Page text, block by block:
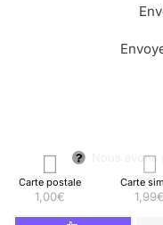
Carte postale
1,00€
Carte
1,99€
🌳 Nous avons